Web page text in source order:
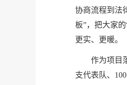
协商流程到法
板”，把大家
更实、更暖。
作为项目
支代表队、